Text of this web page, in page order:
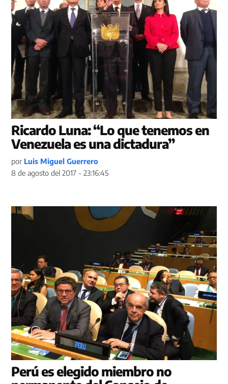
Ricardo Luna: “Lo que tenemos en
Venezuela es una dictadura”
por Luis Miguel Guerrero
8 de agosto del 2017 - 23:16:45
Perú es elegido miembro no